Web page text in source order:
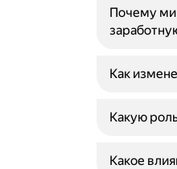
Почему
Как
Какую
Какое